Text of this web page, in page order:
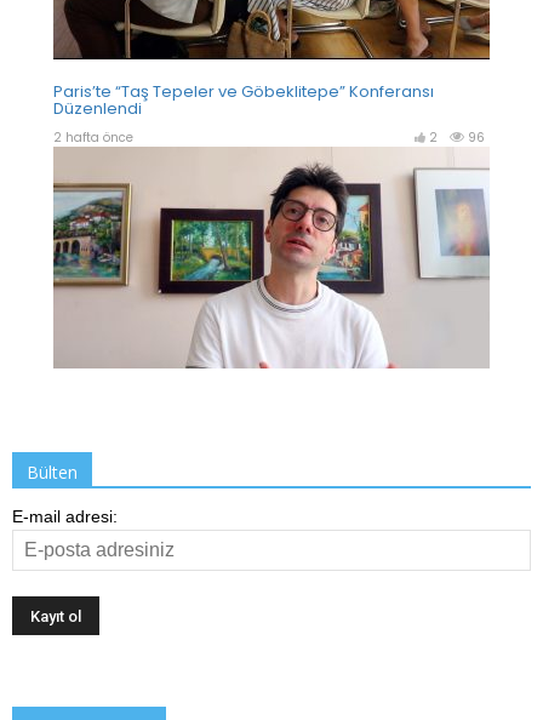
Bülten
E-mail adresi: